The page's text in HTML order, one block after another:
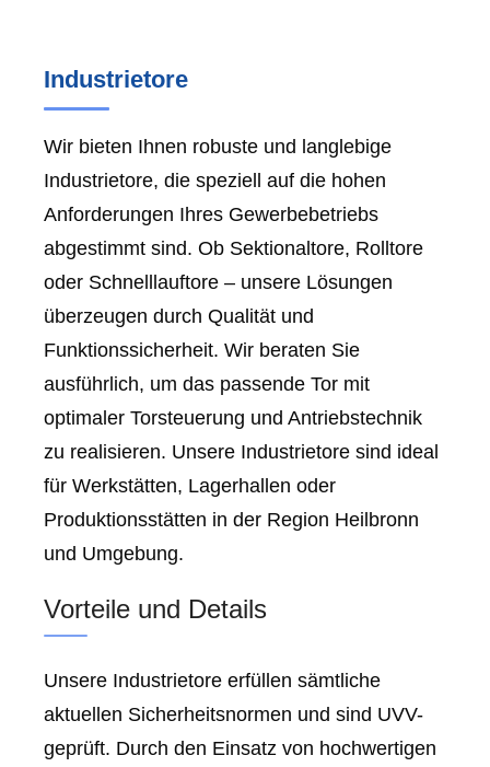
Industrietore
Wir bieten Ihnen robuste und langlebige
Industrietore, die speziell auf die hohen
Anforderungen Ihres Gewerbebetriebs
abgestimmt sind. Ob Sektionaltore, Rolltore
oder Schnelllauftore – unsere Lösungen
überzeugen durch Qualität und
Funktionssicherheit. Wir beraten Sie
ausführlich, um das passende Tor mit
optimaler Torsteuerung und Antriebstechnik
zu realisieren. Unsere Industrietore sind ideal
für Werkstätten, Lagerhallen oder
Produktionsstätten in der Region Heilbronn
und Umgebung.
Vorteile und Details
Unsere Industrietore erfüllen sämtliche
aktuellen Sicherheitsnormen und sind UVV-
geprüft. Durch den Einsatz von hochwertigen